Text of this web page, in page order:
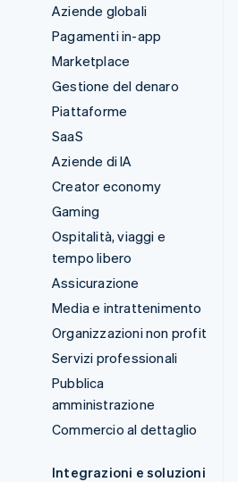
Aziende globali
Pagamenti in-app
Marketplace
Gestione del denaro
Piattaforme
SaaS
Aziende di IA
Creator economy
Gaming
Ospitalità, viaggi e
tempo libero
Assicurazione
Media e intrattenimento
Organizzazioni non profit
Servizi professionali
Pubblica
amministrazione
Commercio al dettaglio
Integrazioni e soluzioni